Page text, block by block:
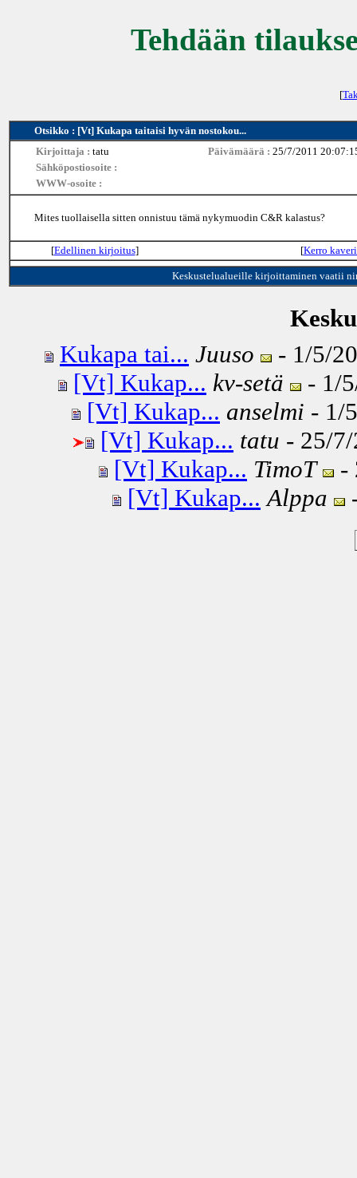
Tehdään
[
Otsikko : [Vt] Kukapa taitaisi hyvän nostokou...
Kirjoittaja : tatu Päivämäärä : 25/7/2011
Sähköpostiosoite :
WWW-osoite :
Mites tuollaisella sitten onnistuu tämä nykymuodin C&R kalastus?
[Edellinen kirjoitus] [Kerro
Keskustelualueille kirjoittaminen vaatii
Kukapa tai... Juuso
- 1/5/
[Vt] Kukap... kv-setä
- 1/
[Vt] Kukap... anselmi - 1/
[Vt] Kukap... tatu - 25/
[Vt] Kukap... TimoT
-
[Vt] Kukap... Alppa